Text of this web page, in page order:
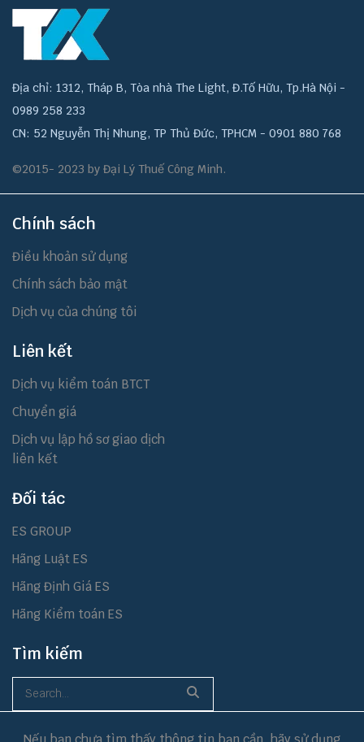
Địa chỉ: 1312, Tháp B, Tòa nhà The Light, Đ.Tố Hữu, Tp.Hà Nội -
0989 258 233
CN: 52 Nguyễn Thị Nhung, TP Thủ Đức, TPHCM - 0901 880 768
©2015- 2023 by Đại Lý Thuế Công Minh.
Chính sách
Điều khoản sử dụng
Chính sách bảo mật
Dịch vụ của chúng tôi
Liên kết
Dịch vụ kiểm toán BTCT
Chuyển giá
Dịch vụ lập hồ sơ giao dịch
liên kết
Đối tác
ES GROUP
Hãng Luật ES
Hãng Định Giá ES
Hãng Kiểm toán ES
Tìm kiếm
Nếu bạn chưa tìm thấy thông tin bạn cần, hãy sử dụng